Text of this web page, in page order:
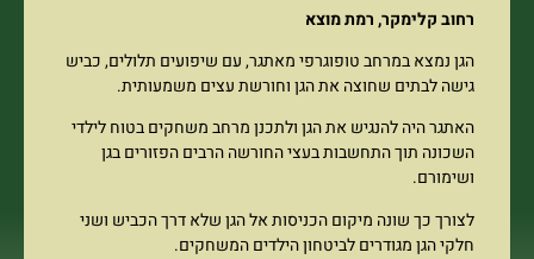
רחוב קלימקר, רמת מוצא
הגן נמצא במרחב טופוגרפי מאתגר, עם שיפועים תלולים, כביש
גישה לבתים שחוצה את הגן וחורשת עצים משמעותית.
האתגר היה להנגיש את הגן ולתכנן מרחב משחקים בטוח לילדי
השכונה תוך התחשבות בעצי החורשה הרבים הפזורים בגן
ושימורם.
לצורך כך שונה מיקום הכניסות אל הגן שלא דרך הכביש ושני
חלקי הגן מגודרים לביטחון הילדים המשחקים.